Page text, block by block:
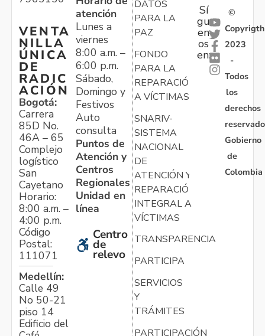
VENTA
NILLA
ÚNICA
DE
RADIC
ACIÓN
Bogotá:
Carrera
85D No.
46A – 65
Complejo
logístico
San
Cayetano
Horario:
8:00 a.m. –
4:00 p.m.
Código
Postal:
111071
Medellín:
Calle 49
No 50-21
piso 14
Edificio del
atención
Lunes a
viernes
8:00 a.m. –
6:00 p.m.
Sábado,
Domingo y
Festivos
Auto
consulta
Puntos de
Atención y
Centros
Regionales
Unidad en
línea
Centro
de
relevo
DATOS
PARA LA
PAZ
FONDO
PARA LA
REPARACIÓN
A VÍCTIMAS
SNARIV-
SISTEMA
NACIONAL
DE
ATENCIÓN Y
REPARACIÓN
INTEGRAL A
VÍCTIMAS
TRANSPARENCIA
PARTICIPA
SERVICIOS
Y
TRÁMITES
PARTICIPACIÓN
Sí
gu
en
os
en:
©
Copyrigth
2023
-
Todos
los
derechos
Gobierno
de
Colombia